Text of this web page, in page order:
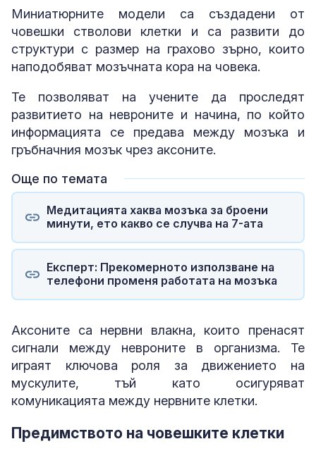
Миниатюрните модели са създадени от
човешки стволови клетки и са развити до
структури с размер на грахово зърно, които
наподобяват мозъчната кора на човека.
Те позволяват на учените да проследят
развитието на невроните и начина, по който
информацията се предава между мозъка и
гръбначния мозък чрез аксоните.
Още по темата
Медитацията хаква мозъка за броени
минути, ето какво се случва на 7-ата
Експерт: Прекомерното използване на
телефони променя работата на мозъка
Аксоните са нервни влакна, които пренасят
сигнали между невроните в организма. Те
играят ключова роля за движението на
мускулите, тъй като осигуряват
комуникацията между нервните клетки.
Предимството на човешките клетки